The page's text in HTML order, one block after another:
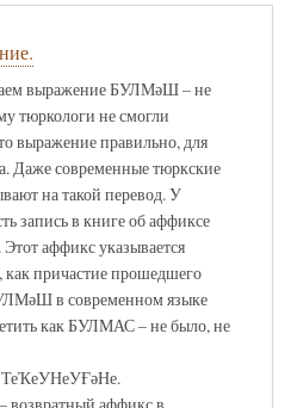
выражение БУЛМәШ – не
тюркологи не смогли
выражение правильно, для
Даже современные тюркские
на такой перевод. У
запись в книге об аффиксе
аффикс указывается
причастие прошедшего
в современном языке
как БУЛМАС – не было, не